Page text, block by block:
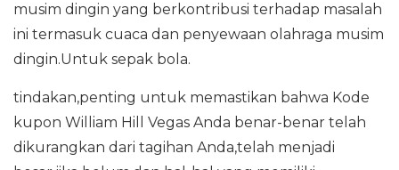
musim dingin yang berkontribusi terhadap masalah
ini termasuk cuaca dan penyewaan olahraga musim
dingin.Untuk sepak bola.
tindakan,penting untuk memastikan bahwa Kode
kupon William Hill Vegas Anda benar-benar telah
dikurangkan dari tagihan Anda,telah menjadi